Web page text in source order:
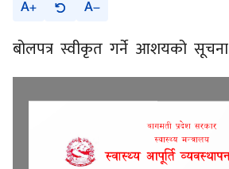
A A
बोलपत्र स्वीकृत गर्ने आशयको सूचना